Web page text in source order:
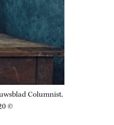
Columnist.
©